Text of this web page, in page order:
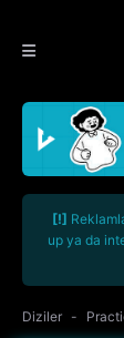
[!]
up ya da
Diziler